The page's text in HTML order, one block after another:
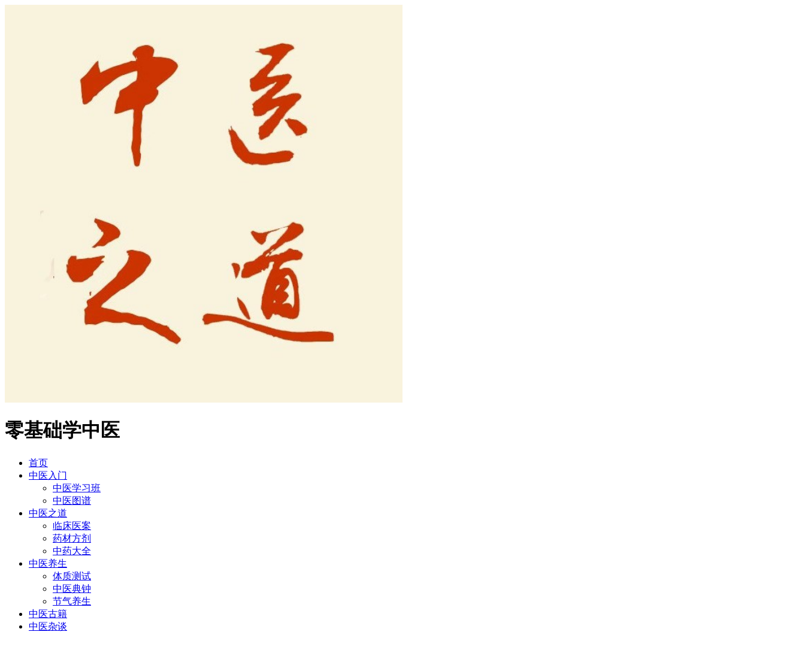
零基础学中医
首页
中医入门
中医学习班
中医图谱
中医之道
临床医案
药材方剂
中药大全
中医养生
体质测试
中医典钟
节气养生
中医古籍
中医杂谈